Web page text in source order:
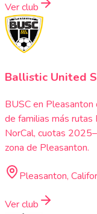
Ver club
Ballistic United
BUSC en
de familias más rutas
NorCal, cuotas
zona de Pleasanton.
Pleasanton,
Ver club